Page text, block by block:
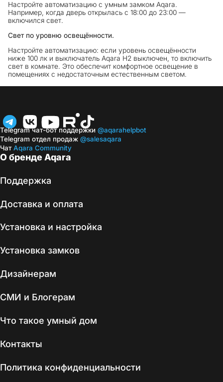
Настройте автоматизацию с умным замком Aqara.
Например, когда дверь открылась с 18:00 до 23:00 —
включился свет.
Свет по уровню освещённости.
Настройте автоматизацию: если уровень освещённости
ниже 100 лк и выключатель Aqara Н2 выключен, то включить
свет в комнате. Это обеспечит комфортное освещение в
помещениях с недостаточным естественным светом.
О бренде Aqara
Поддержка
Доставка и оплата
Установка и настройка
Установка замков
Дизайнерам
СМИ и Блогерам
Что такое умный дом
Контакты
Политика конфиденциальности
Telegram чат-бот поддержки @aqarahelpbot
Telegram отдел продаж @salesaqara
ЧатAqara Community